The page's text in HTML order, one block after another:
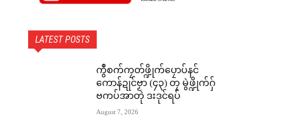
LATEST POSTS
ကွဳစက်ကၠတ်ဖ္ဍိုက်ပၠောပ်နင်
ကောန်ဍုင်ဗၟာ (၄၃) တၠ မွဲဖ္ဍိုက်ဂှ်
ဗကပ်အာတုဲ ဒးဒုင်ရပ်
August 7, 2026